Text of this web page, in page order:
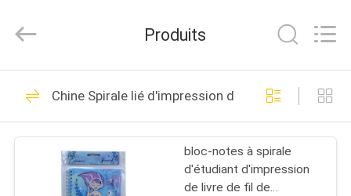
MAISON
PRODUITS
printing
co.,LTD.
Reserved.
Impression livre
pour enfants
21
Produits
Chine Spirale lié d'impression de livre
bloc-notes à spirale
d'étudiant d'impression
de livre de fil de